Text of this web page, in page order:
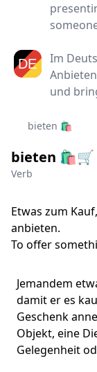
Im
und
bieten 🛍️
bieten 🛍️🛒
Verb
Etwas zum
anbieten.
To offer
Jemandem
damit er es
Geschenk
Objekt, eine
Gelegenheit